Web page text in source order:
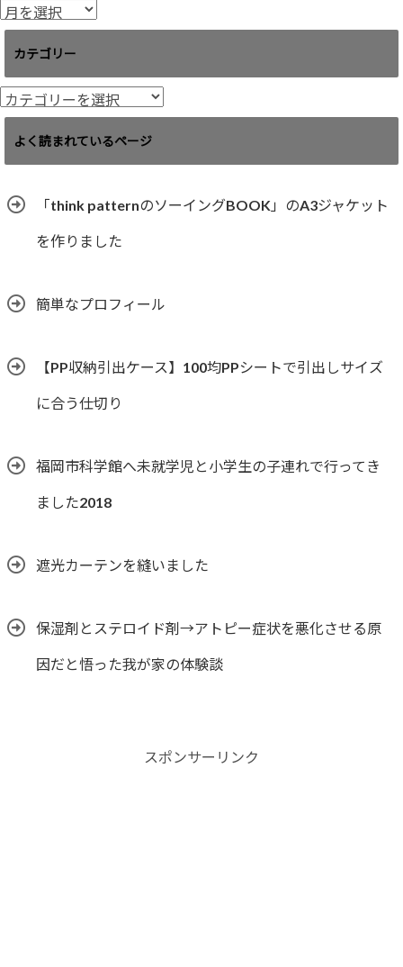
ア
ー
イ
ブ
カテゴリー
カ
テ
リ
よく読まれているページ
「think patternのソーイングBOOK」のA3ジャケット
を作りました
簡単なプロフィール
【PP収納引出ケース】100均PPシートで引出しサイズ
に合う仕切り
福岡市科学館へ未就学児と小学生の子連れで行ってき
ました2018
遮光カーテンを縫いました
保湿剤とステロイド剤→アトピー症状を悪化させる原
因だと悟った我が家の体験談
スポンサーリンク